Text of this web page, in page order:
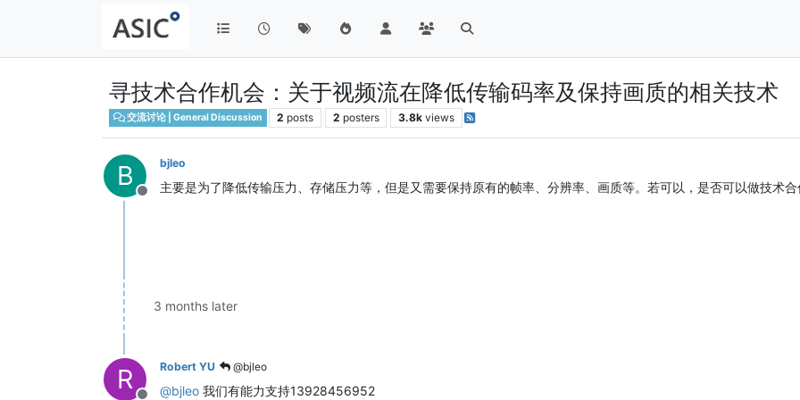
寻技术合作机会：关于视频流在降低传输码率及保持画质的相关技术
交流讨论 | General Discussion 2 posts 2 posters 3.8k views
B
Offline
bjleo
主要是为了降低传输压力、存储压力等，但是又需要保持原有的帧率、分辨率、画质等。若可以，是否可以做技术
3 months later
R Robert YU @bjleo
@bjleo 我们有能力支持13928456952